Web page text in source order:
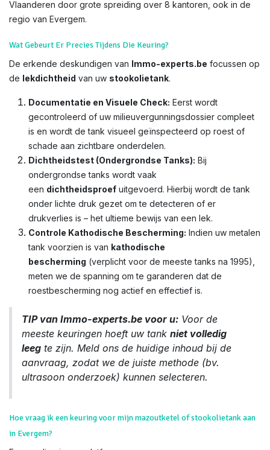
Vlaanderen door grote spreiding over 8 kantoren, ook in de
regio van Evergem.
Wat Gebeurt Er Precies Tijdens Die Keuring?
De erkende deskundigen van Immo-experts.be focussen op
de lekdichtheid van uw stookolietank.
Documentatie en Visuele Check: Eerst wordt
gecontroleerd of uw milieuvergunningsdossier compleet
is en wordt de tank visueel geïnspecteerd op roest of
schade aan zichtbare onderdelen.
Dichtheidstest (Ondergrondse Tanks): Bij
ondergrondse tanks wordt vaak
een dichtheidsproef uitgevoerd. Hierbij wordt de tank
onder lichte druk gezet om te detecteren of er
drukverlies is – het ultieme bewijs van een lek.
Controle Kathodische Bescherming: Indien uw metalen
tank voorzien is van kathodische
bescherming (verplicht voor de meeste tanks na 1995),
meten we de spanning om te garanderen dat de
roestbescherming nog actief en effectief is.
TIP van Immo-experts.be voor u: Voor de
meeste keuringen hoeft uw tank niet volledig
leeg te zijn. Meld ons de huidige inhoud bij de
aanvraag, zodat we de juiste methode (bv.
ultrasoon onderzoek) kunnen selecteren.
Hoe vraag ik een keuring voor mijn mazoutketel of stookolietank aan
in Evergem?